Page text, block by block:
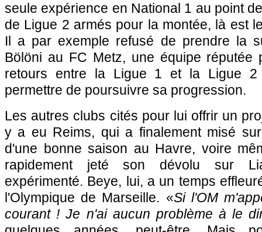
seule expérience en National 1 au point
de Ligue 2 armés pour la montée, là est
Il a par exemple refusé de prendre la
Bölöni au FC Metz, une équipe réputée
retours entre la Ligue 1 et la Ligue
permettre de poursuivre sa progression.
Les autres clubs cités pour lui offrir un
y a eu Reims, qui a finalement misé
d'une bonne saison au Havre, voire
rapidement jeté son dévolu sur
expérimenté. Beye, lui, a un temps
l'Olympique de Marseille. «Si l'OM
courant ! Je n'ai aucun problème à le